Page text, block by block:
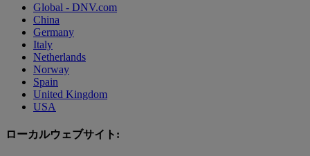
Global - DNV.com
China
Germany
Italy
Netherlands
Norway
Spain
United Kingdom
USA
ローカルウェブサイト: